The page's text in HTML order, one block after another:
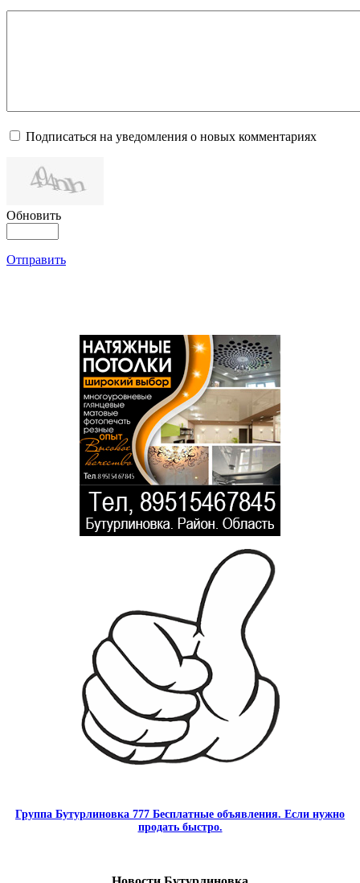
Подписаться на уведомления о новых комментариях
Обновить
Отправить
Группа Бутурлиновка 777 Бесплатные объявления. Если нужно
продать быстро.